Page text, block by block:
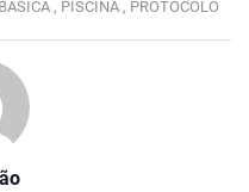
, PISCINA , PROTOCOLO